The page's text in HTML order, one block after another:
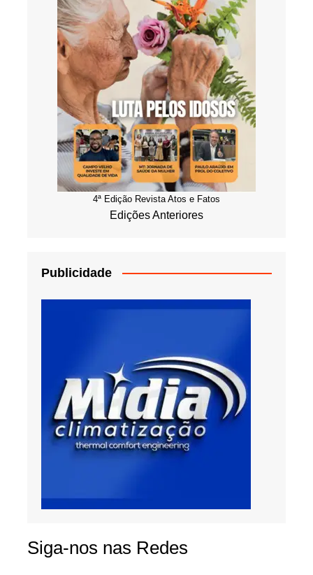
4ª Edição Revista Atos e Fatos
Edições Anteriores
Publicidade
Siga-nos nas Redes